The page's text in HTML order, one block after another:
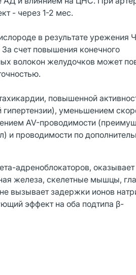
- через 1-2 мес.
в результате урежения
счет повышения конечного
волокон желудочков может
повышенной
уменьшением
AV-проводимости
и проводимости по
адреноблокаторов,
железа, скелетные мышцы,
вызывает задержки ионов
эффект на оба подтипа β-